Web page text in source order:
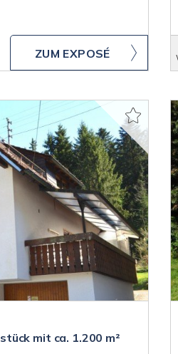
ZUM EXPOSÉ
mit ca. 1.200 m²